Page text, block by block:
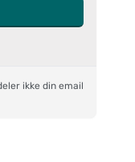
ikke din email